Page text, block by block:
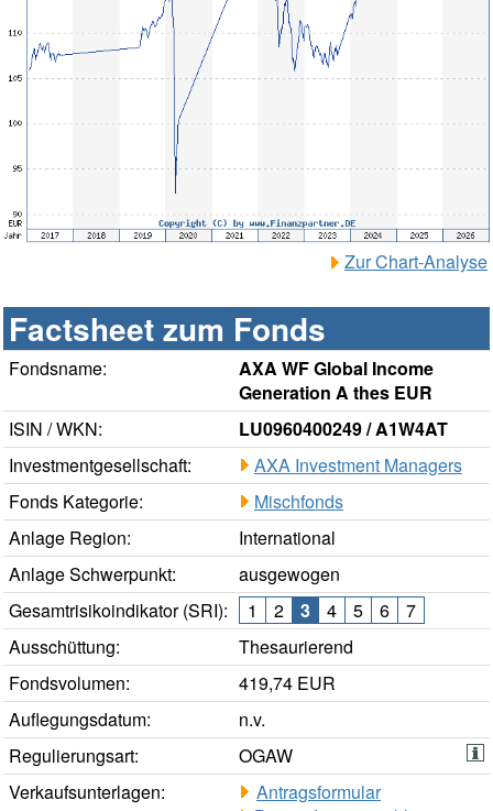
Zur Chart-Analyse
Factsheet zum Fonds
Fondsname:
AXA WF Global Income
Generation A thes EUR
ISIN / WKN:
LU0960400249 / A1W4AT
Investmentgesellschaft:
AXA Investment Managers
Fonds Kategorie:
Mischfonds
Anlage Region:
International
Anlage Schwerpunkt:
ausgewogen
Gesamtrisikoindikator (SRI):
1 2 3 4 5 6
7
Ausschüttung:
Thesaurierend
Fondsvolumen:
419,74 EUR
Auflegungsdatum:
n.v.
Regulierungsart:
OGAW
Verkaufsunterlagen:
Antragsformular